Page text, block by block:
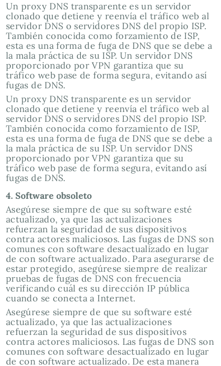
Un proxy DNS transparente es un servidor
clonado que detiene y reenvía el tráfico web al
servidor DNS o servidores DNS del propio ISP.
También conocida como forzamiento de ISP,
esta es una forma de fuga de DNS que se debe a
la mala práctica de su ISP. Un servidor DNS
proporcionado por VPN garantiza que su
tráfico web pase de forma segura, evitando así
fugas de DNS.
Un proxy DNS transparente es un servidor
clonado que detiene y reenvía el tráfico web al
servidor DNS o servidores DNS del propio ISP.
También conocida como forzamiento de ISP,
esta es una forma de fuga de DNS que se debe a
la mala práctica de su ISP. Un servidor DNS
proporcionado por VPN garantiza que su
tráfico web pase de forma segura, evitando así
fugas de DNS.
4. Software obsoleto
Asegúrese siempre de que su software esté
actualizado, ya que las actualizaciones
refuerzan la seguridad de sus dispositivos
contra actores maliciosos. Las fugas de DNS son
comunes con software desactualizado en lugar
de con software actualizado. Para asegurarse de
estar protegido, asegúrese siempre de realizar
pruebas de fugas de DNS con frecuencia
verificando cuál es su dirección IP pública
cuando se conecta a Internet.
Asegúrese siempre de que su software esté
actualizado, ya que las actualizaciones
refuerzan la seguridad de sus dispositivos
contra actores maliciosos. Las fugas de DNS son
comunes con software desactualizado en lugar
de con software actualizado. De esta manera